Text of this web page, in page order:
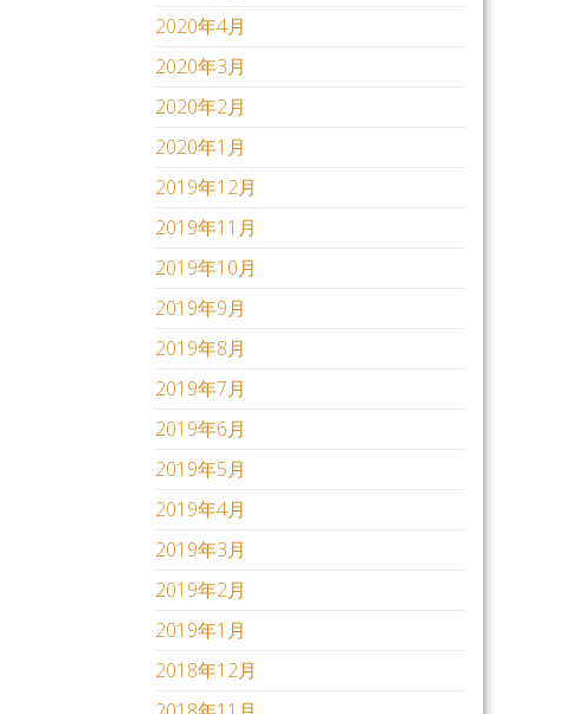
2020年4月
2020年3月
2020年2月
2020年1月
2019年12月
2019年11月
2019年10月
2019年9月
2019年8月
2019年7月
2019年6月
2019年5月
2019年4月
2019年3月
2019年2月
2019年1月
2018年12月